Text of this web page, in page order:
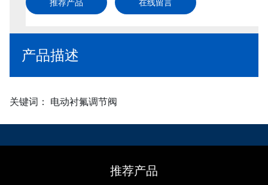
产品描述
关键词： 电动衬氟调节阀
推荐产品